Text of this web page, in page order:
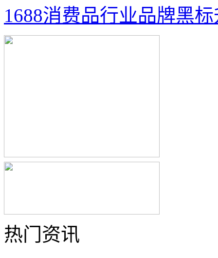
1688消费品行业品牌黑
热门资讯